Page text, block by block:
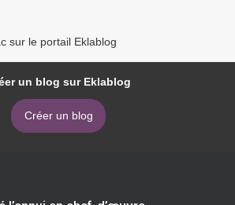
sur le portail Eklablog
un blog sur Eklablog
Créer un blog